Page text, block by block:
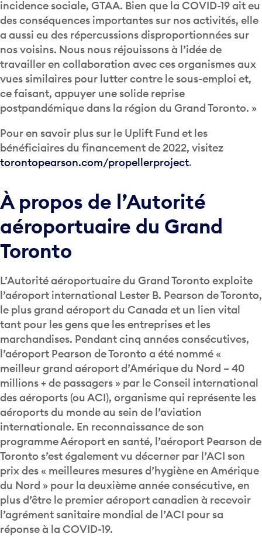
incidence sociale, GTAA. Bien que la COVID-19 ait eu
des conséquences importantes sur nos activités, elle
a aussi eu des répercussions disproportionnées sur
nos voisins. Nous nous réjouissons à l’idée de
travailler en collaboration avec ces organismes aux
vues similaires pour lutter contre le sous-emploi et,
ce faisant, appuyer une solide reprise
postpandémique dans la région du Grand Toronto. »
Pour en savoir plus sur le Uplift Fund et les
bénéficiaires du financement de 2022, visitez
torontopearson.com/propellerproject.
À propos de l’Autorité
aéroportuaire du Grand
Toronto
L’Autorité aéroportuaire du Grand Toronto exploite
l’aéroport international Lester B. Pearson de Toronto,
le plus grand aéroport du Canada et un lien vital
tant pour les gens que les entreprises et les
marchandises. Pendant cinq années consécutives,
l’aéroport Pearson de Toronto a été nommé «
meilleur grand aéroport d’Amérique du Nord – 40
millions + de passagers » par le Conseil international
des aéroports (ou ACI), organisme qui représente les
aéroports du monde au sein de l’aviation
internationale. En reconnaissance de son
programme Aéroport en santé, l’aéroport Pearson de
Toronto s’est également vu décerner par l’ACI son
prix des « meilleures mesures d’hygiène en Amérique
du Nord » pour la deuxième année consécutive, en
plus d’être le premier aéroport canadien à recevoir
l’agrément sanitaire mondial de l’ACI pour sa
réponse à la COVID-19.